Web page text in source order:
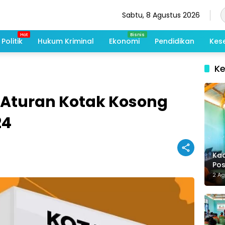
Sabtu, 8 Agustus 2026
Politik Hukum Kriminal Ekonomi Pendidikan
Kotak Kosong
2